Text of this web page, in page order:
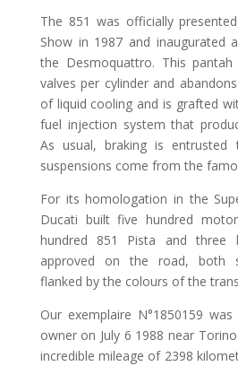
The 851 was officially
Show in 1987 and inaugurated
the Desmoquattro. This
valves per cylinder and
of liquid cooling and is grafted
fuel injection system that
As usual, braking is
suspensions come from the
For its homologation in the
Ducati built five hundred
hundred 851 Pista and three
approved on the road, both
flanked by the colours of the
Our exemplaire N°1850159
owner on July 6 1988 near
incredible mileage of 2398